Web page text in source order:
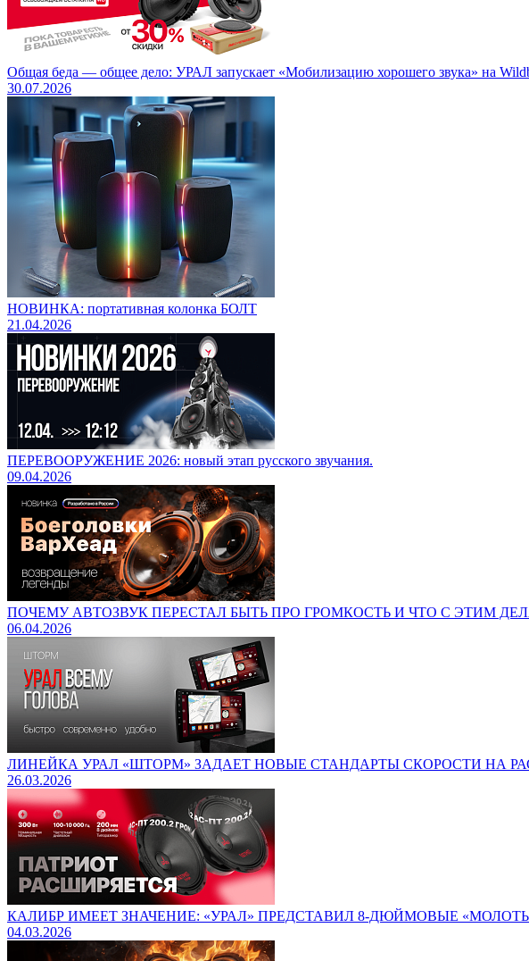
Общая беда — общее дело: УРАЛ запускает «Мобилизацию хорошего звука» на
30.07.2026
НОВИНКА: портативная колонка БОЛТ
21.04.2026
ПЕРЕВООРУЖЕНИЕ 2026: новый этап русского звучания.
09.04.2026
ПОЧЕМУ АВТОЗВУК ПЕРЕСТАЛ БЫТЬ ПРО ГРОМКОСТЬ И ЧТО С ЭТИМ
06.04.2026
ЛИНЕЙКА УРАЛ «ШТОРМ» ЗАДАЕТ НОВЫЕ СТАНДАРТЫ СКОРОСТИ НА
26.03.2026
КАЛИБР ИМЕЕТ ЗНАЧЕНИЕ: «УРАЛ» ПРЕДСТАВИЛ 8-ДЮЙМОВЫЕ
04.03.2026